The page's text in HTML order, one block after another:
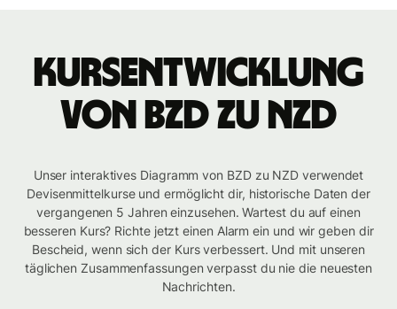
Kursentwicklung
von BZD zu NZD
Unser interaktives Diagramm von BZD zu NZD verwendet
Devisenmittelkurse und ermöglicht dir, historische Daten der
vergangenen 5 Jahren einzusehen. Wartest du auf einen
besseren Kurs? Richte jetzt einen Alarm ein und wir geben dir
Bescheid, wenn sich der Kurs verbessert. Und mit unseren
täglichen Zusammenfassungen verpasst du nie die neuesten
Nachrichten.